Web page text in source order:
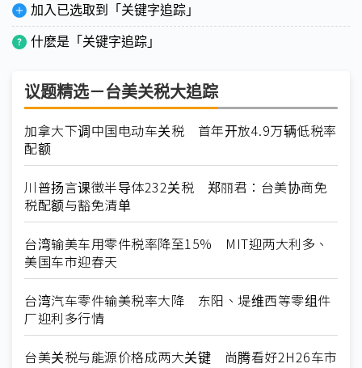
加入已选取到「关键字追踪」
什麽是「关键字追踪」
议题精选－台美关税大追踪
加拿大下调中国电动车关税 首年开放4.9万辆低税率
配额
川普扬言课徵半导体232关税 郑丽君：台美协商免
税配额与豁免清单
台湾输美车用零件税率降至15% MIT迎两大利多、
美国车市迎春天
台湾汽车零件输美税率大降 东阳、堤维西等零组件
厂迎利多行情
台美关税与能源价格成两大关键 尚腾看好2H26车市